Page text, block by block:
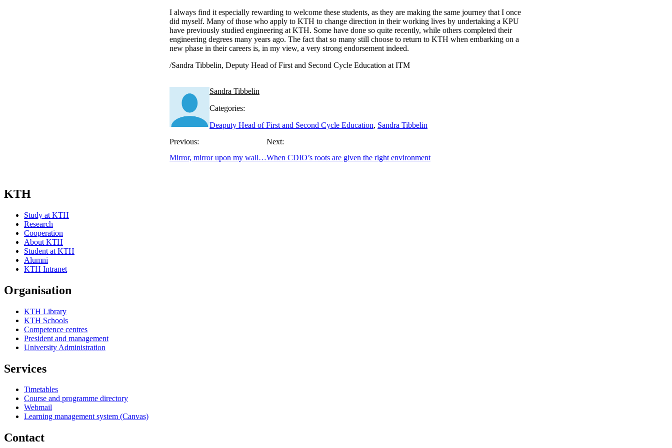
I always find it especially rewarding to welcome these students, as they are making the same journey that I once
did myself. Many of those who apply to KTH to change direction in their working lives by undertaking a KPU
have previously studied engineering at KTH. Some have done so quite recently, while others completed their
engineering degrees many years ago. The fact that so many still choose to return to KTH when embarking on a
new phase in their careers is, in my view, a very strong endorsement indeed.
/Sandra Tibbelin, Deputy Head of First and Second Cycle Education at ITM
Sandra Tibbelin
Categories:
Deaputy Head of First and Second Cycle Education, Sandra Tibbelin
Previous:
Mirror, mirror upon my wall…
Next:
When CDIO’s roots are given the right environment
KTH
Study at KTH
Research
Cooperation
About KTH
Student at KTH
Alumni
KTH Intranet
Organisation
KTH Library
KTH Schools
Competence centres
President and management
University Administration
Services
Timetables
Course and programme directory
Webmail
Learning management system (Canvas)
Contact